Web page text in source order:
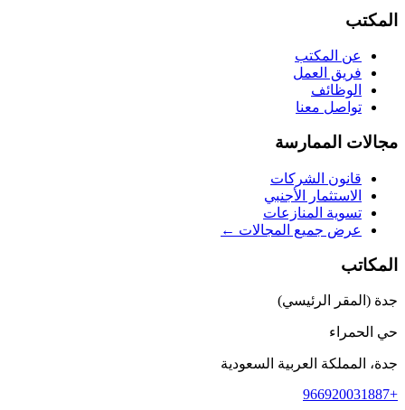
المكتب
عن المكتب
فريق العمل
الوظائف
تواصل معنا
مجالات الممارسة
قانون الشركات
الاستثمار الأجنبي
تسوية المنازعات
عرض جميع المجالات ←
المكاتب
جدة (المقر الرئيسي)
حي الحمراء
جدة، المملكة العربية السعودية
+966920031887